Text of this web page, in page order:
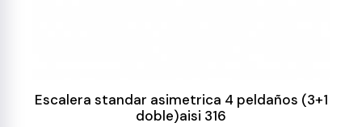
Escalera standar asimetrica 4 peldaños (3+1
doble)aisi 316